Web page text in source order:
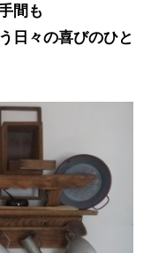
間も
日々の喜びのひと